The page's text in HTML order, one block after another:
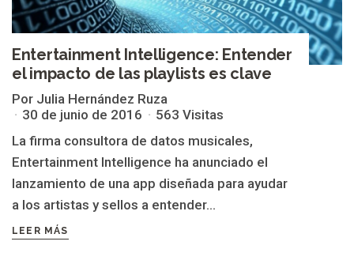
Entertainment Intelligence: Entender
el impacto de las playlists es clave
Por Julia Hernández Ruza
30 de junio de 2016
563 Visitas
La firma consultora de datos musicales,
Entertainment Intelligence ha anunciado el
lanzamiento de una app diseñada para ayudar
a los artistas y sellos a entender...
LEER MÁS